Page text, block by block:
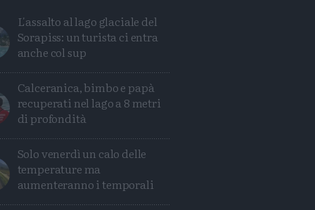
L'assalto al lago glaciale del
Sorapiss: un turista ci entra
anche col sup
Calceranica, bimbo e papà
recuperati nel lago a 8 metri
di profondità
Solo venerdì un calo delle
temperature ma
aumenteranno i temporali